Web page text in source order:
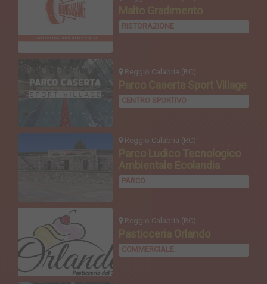
RISTORAZIONE
Reggio Calabria (RC)
CENTRO SPORTIVO
Reggio Calabria (RC)
PARCO
Reggio Calabria (RC)
COMMERCIALE